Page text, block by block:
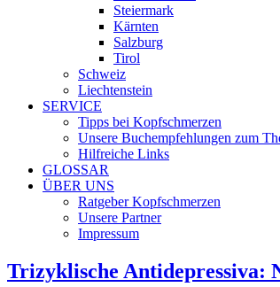
Steiermark
Kärnten
Salzburg
Tirol
Schweiz
Liechtenstein
SERVICE
Tipps bei Kopfschmerzen
Unsere Buchempfehlungen zum
Hilfreiche Links
GLOSSAR
ÜBER UNS
Ratgeber Kopfschmerzen
Unsere Partner
Impressum
Trizyklische Antidepressiva: